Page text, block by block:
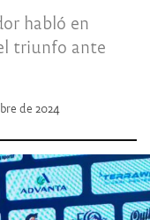
habló en
triunfo ante
de 2024